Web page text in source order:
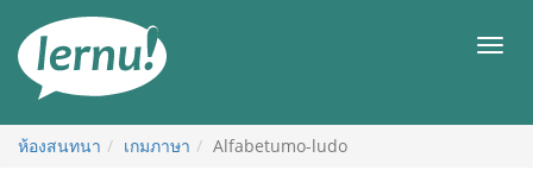
สารบัญ
เมนู
ห้องสนทนา เกมภาษา Alfabetumo-ludo